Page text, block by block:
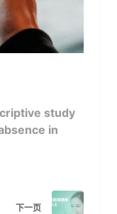
study
in
下一页